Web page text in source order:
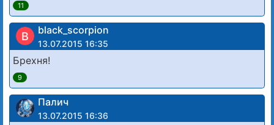
11
B black_scorpion
13.07.2015 16:35
Брехня!
9
Палич
13.07.2015 16:36